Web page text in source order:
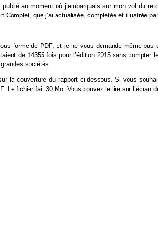
publié au moment où j’embarquais sur mon vol du
que j’ai actualisée, complétée et illustrée
forme de PDF, et je ne vous demande même
de 14355 fois pour l’édition 2015 sans compter
sociétés.
la couverture du rapport ci-dessous. Si vous
fichier fait 30 Mo. Vous pouvez le lire sur l’écran